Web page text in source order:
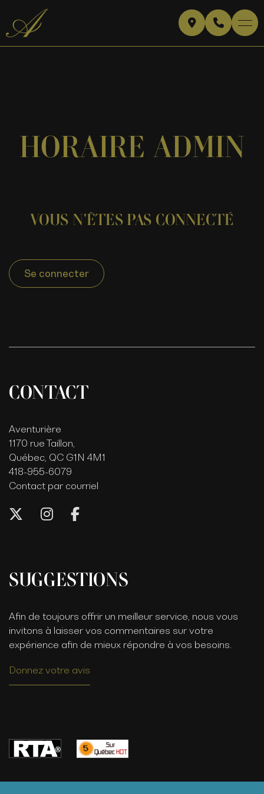
HORAIRE ADMIN
VOUS N'ÊTES PAS CONNECTÉ
Se connecter
CONTACT
Aventurière
1170 rue Taillon,
Québec, QC G1N 4M1
418-955-6079
Contact par courriel
SUGGESTIONS
Afin de toujours offrir un meilleur service, nous vous
invitons à laisser vos commentaires sur votre
expérience afin de mieux répondre à vos besoins.
Donnez votre avis